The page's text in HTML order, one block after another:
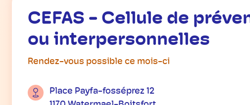
CEFAS - Cellule de
ou interpersonnelles
Rendez-vous possible ce mois-ci
Place Payfa-fosséprez 12